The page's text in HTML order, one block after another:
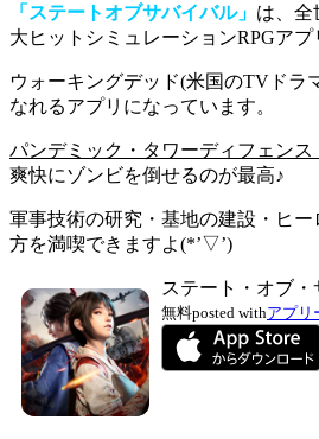
「ステートオブサバイバル」 は、全
大ヒットシミュレーションRPGアプ
ウォーキングデッド(米国のTVドラ
なれるアプリになっています。
パンデミック・タワーディフェンス
爽快にゾンビを倒せるのが最高♪
軍事技術の研究・基地の建設・ヒ
方を満喫できますよ(*’▽’)
ステート・オブ
無料posted withアプリ